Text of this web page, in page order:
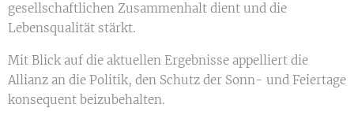
gesellschaftlichen Zusammenhalt dient und die
Lebensqualität stärkt.
Mit Blick auf die aktuellen Ergebnisse appelliert die
Allianz an die Politik, den Schutz der Sonn- und Feiertage
konsequent beizubehalten.